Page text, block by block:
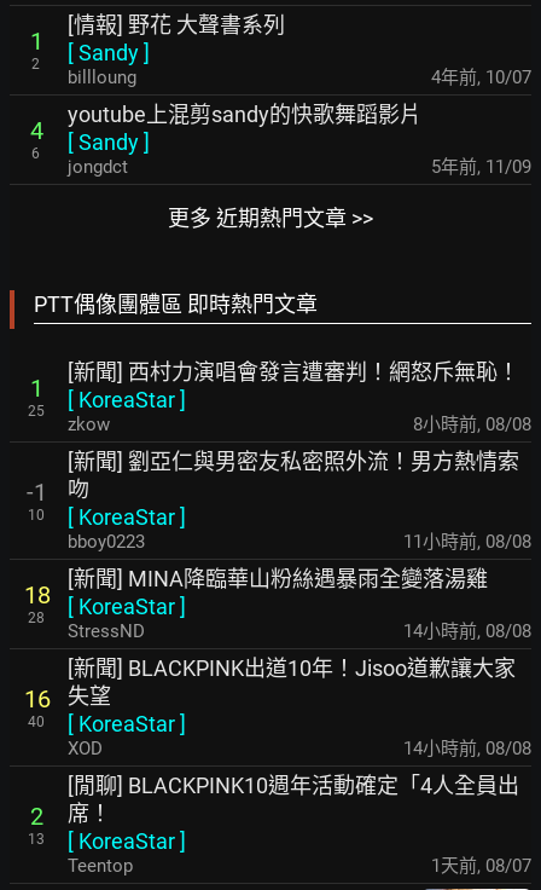
1
2
[情報] 野花 大聲書系列
[Sandy]
billloung 4年前, 10/07
4
6
youtube上混剪sandy的快歌舞蹈影片
[Sandy]
jongdct 5年前, 11/09
更多 近期熱門文章 >>
PTT偶像團體區 即時熱門文章
1
25
[新聞] 西村力演唱會發言遭審判！網怒斥無恥！
[ KoreaStar]
zkow 8小時前, 08/08
-1
10
[新聞] 劉亞仁與男密友私密照外流！男方熱情索
吻
[ KoreaStar]
bboy0223 11小時前, 08/08
18
28
[新聞] MINA降臨華山粉絲遇暴雨全變落湯雞
[ KoreaStar]
StressND 14小時前, 08/08
16
40
[新聞] BLACKPINK出道10年！Jisoo道歉讓大家
失望
[ KoreaStar]
XOD 14小時前, 08/08
2
13
[閒聊] BLACKPINK10週年活動確定「4人全員出
席！
[ KoreaStar]
Teentop 1天前, 08/07